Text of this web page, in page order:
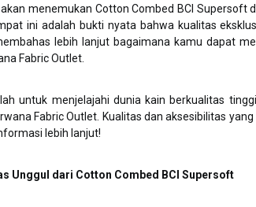
akan menemukan Cotton Combed BCI Supersoft
ini adalah bukti nyata bahwa kualitas
lebih lanjut bagaimana kamu dapat
Fabric Outlet.
untuk menjelajahi dunia kain berkualitas
Fabric Outlet. Kualitas dan aksesibilitas
lebih lanjut!
Unggul dari Cotton Combed BCI Supersoft